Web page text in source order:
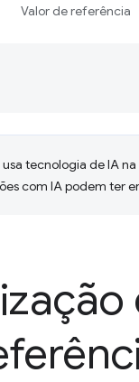
Valor de referência
tecnologia de IA
com IA podem ter